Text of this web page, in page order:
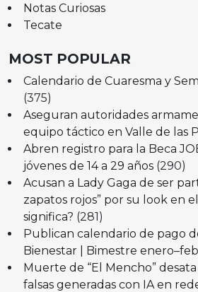
Notas Curiosas
Tecate
MOST POPULAR
Calendario de Cuaresma y
(375)
Aseguran autoridades
equipo táctico en Valle de las
Abren registro para la Beca
jóvenes de 14 a 29 años (290)
Acusan a Lady Gaga de ser
zapatos rojos” por su look en
significa? (281)
Publican calendario de pago
Bienestar | Bimestre
Muerte de “El Mencho”
falsas generadas con IA en